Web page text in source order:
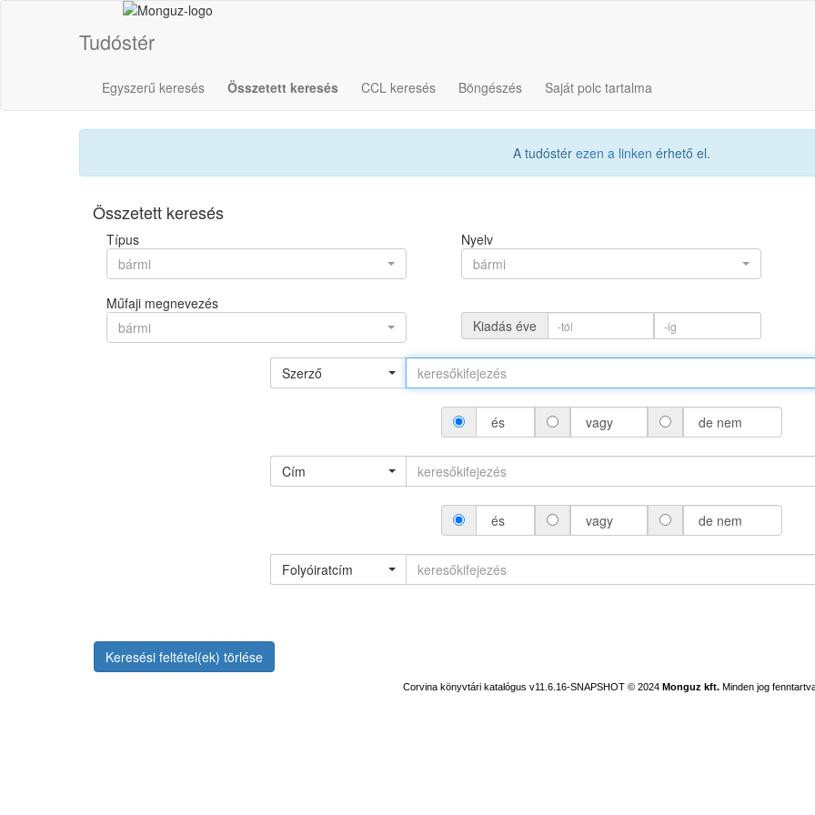
Tudóstér
Egyszerű keresés Összetett keresés CCL keresés Böngészés Saját polc tartalma
A tudóstér ezen a linken érhető el.
Összetett keresés
Típus
bármi
Nyelv
bármi
Műfaji megnevezés
bármi
Kiadás éve
Szerző
és vagy de nem
Cím
és vagy de nem
Folyóiratcím
Keresési feltétel(ek) törlése
Corvina könyvtári katalógus v11.6.16-SNAPSHOT © 2024 Monguz kft. Minden jog